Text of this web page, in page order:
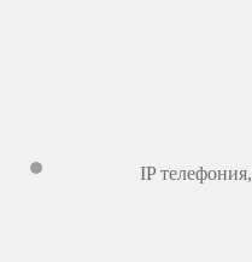
IP телефония,